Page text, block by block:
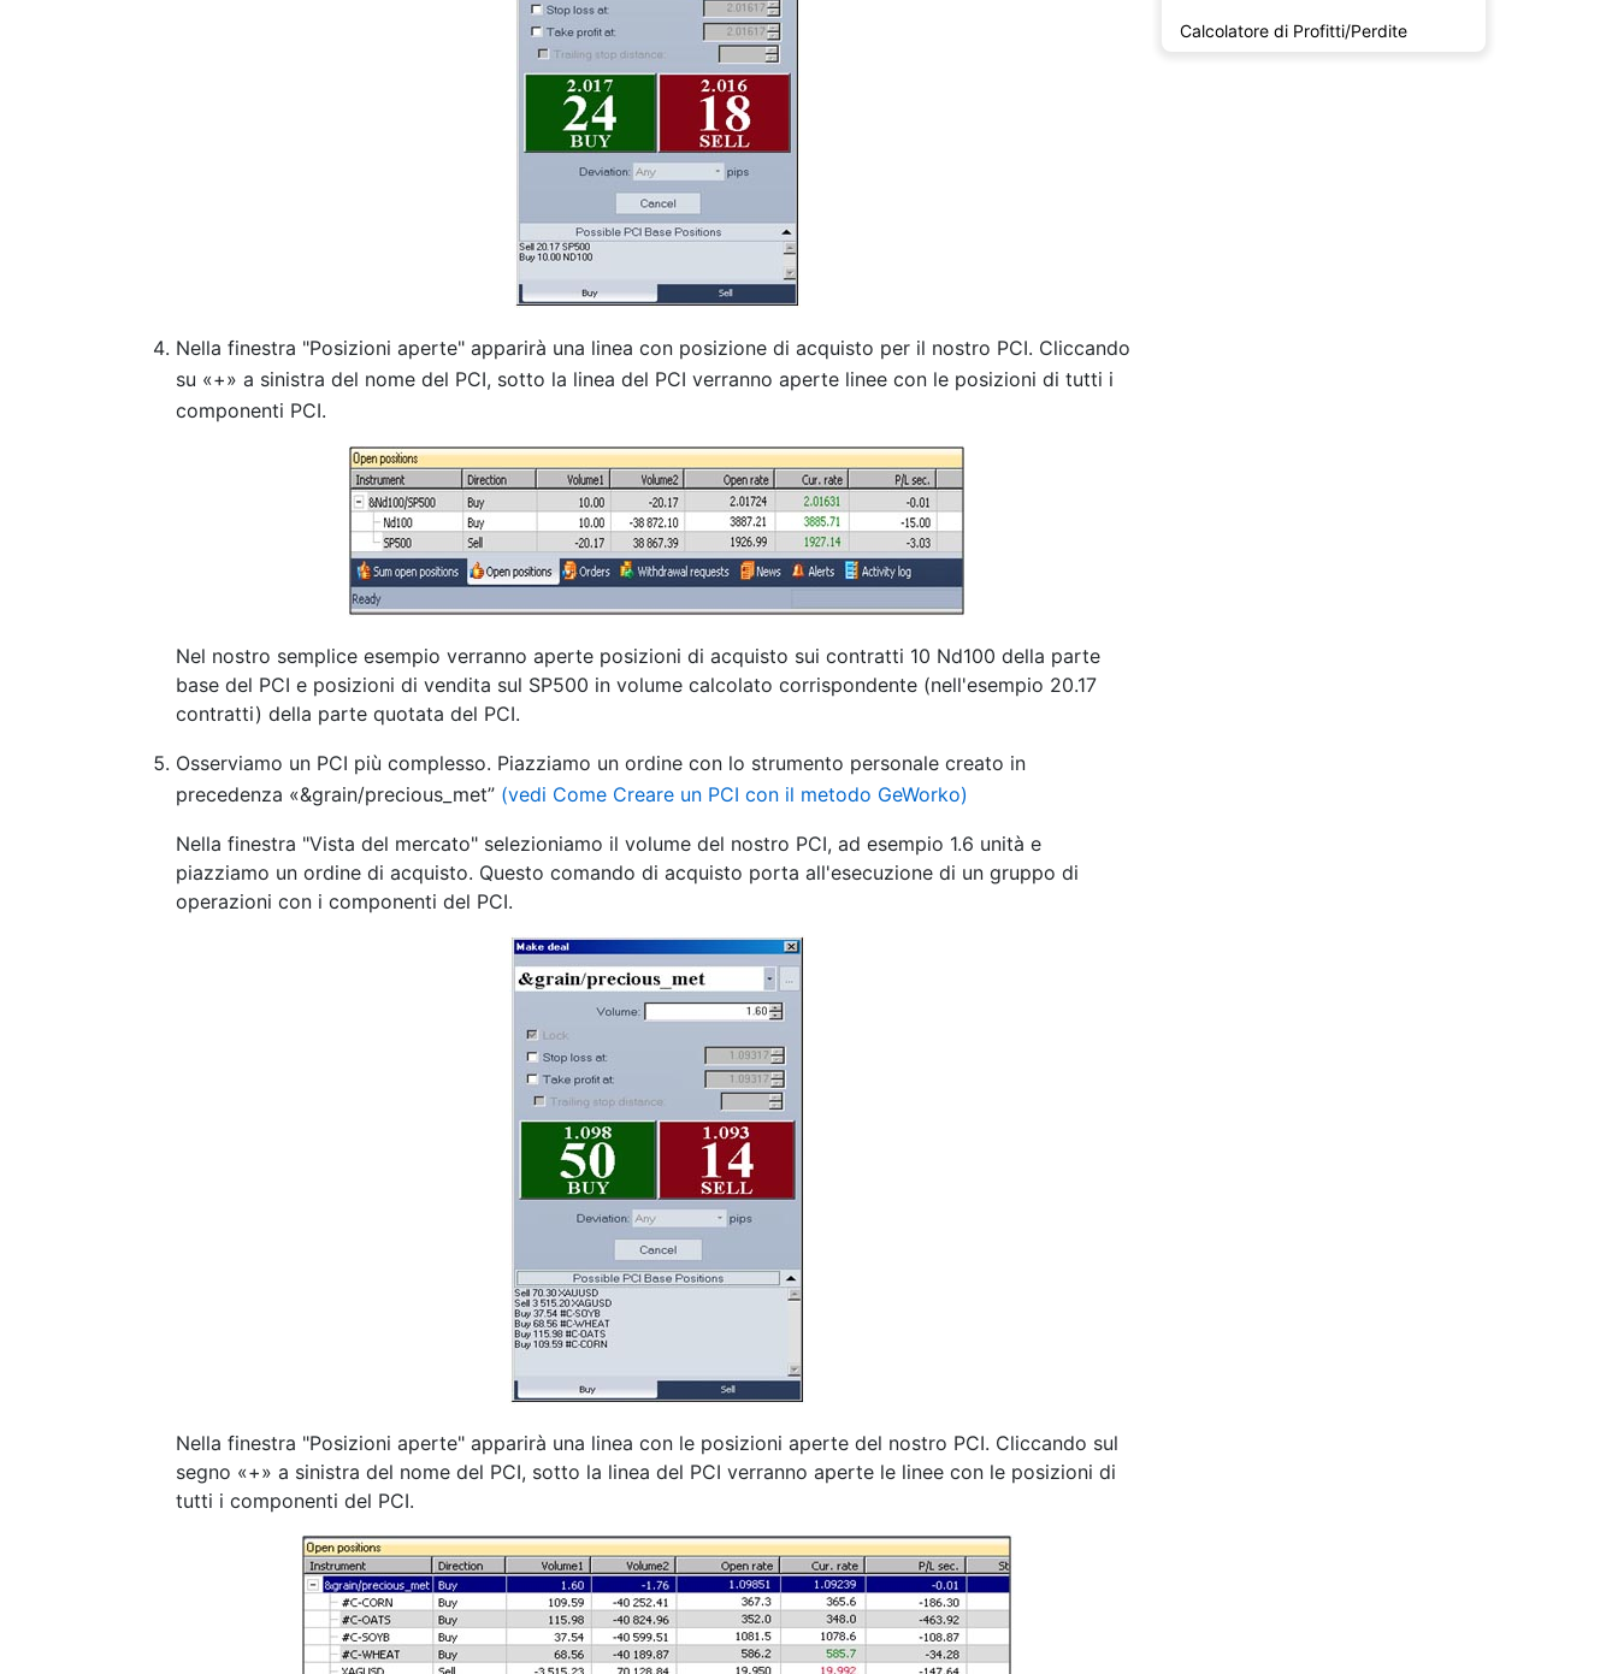
Nella finestra "Posizioni aperte" apparirà una linea con posizione di acquisto per il nostro PCI. Cliccando
su «+» a sinistra del nome del PCI, sotto la linea del PCI verranno aperte linee con le posizioni di tutti i
componenti PCI.
Nel nostro semplice esempio verranno aperte posizioni di acquisto sui contratti 10 Nd100 della parte
base del PCI e posizioni di vendita sul SP500 in volume calcolato corrispondente (nell'esempio 20.17
contratti) della parte quotata del PCI.
Osserviamo un PCI più complesso. Piazziamo un ordine con lo strumento personale creato in
precedenza «&grain/precious_met” (vedi Come Creare un PCI con il metodo GeWorko)
Nella finestra "Vista del mercato" selezioniamo il volume del nostro PCI, ad esempio 1.6 unità e
piazziamo un ordine di acquisto. Questo comando di acquisto porta all'esecuzione di un gruppo di
operazioni con i componenti del PCI.
Nella finestra "Posizioni aperte" apparirà una linea con le posizioni aperte del nostro PCI. Cliccando sul
segno «+» a sinistra del nome del PCI, sotto la linea del PCI verranno aperte le linee con le posizioni di
tutti i componenti del PCI.
Calcolatore di Profitti/Perdite